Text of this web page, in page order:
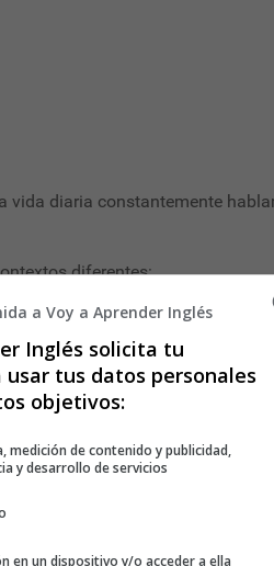
diaria constantemente
diferentes:
con ejercicios paso a
a Voy a Aprender Inglés
Inglés solicita tu
tus datos personales
objetivos:
medición de contenido y publicidad,
y desarrollo de servicios
en un dispositivo y/o acceder a ella